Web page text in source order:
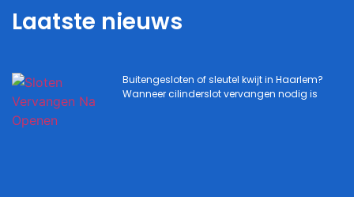
Laatste nieuws
Buitengesloten of sleutel kwijt in Haarlem?
Wanneer cilinderslot vervangen nodig is